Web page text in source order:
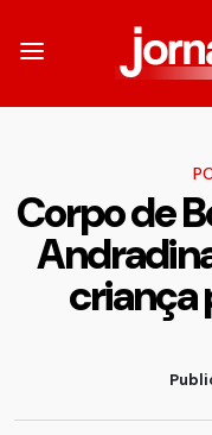
Corpo de
criança